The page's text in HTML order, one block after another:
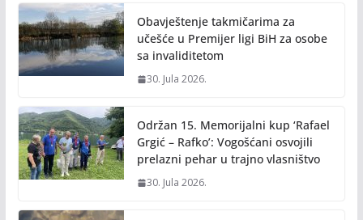
o
k
n
k
Obavještenje takmičarima za
učešće u Premijer ligi BiH za osobe
sa invaliditetom
30. Jula 2026.
Održan 15. Memorijalni kup ‘Rafael
Grgić – Rafko’: Vogošćani osvojili
prelazni pehar u trajno vlasništvo
30. Jula 2026.